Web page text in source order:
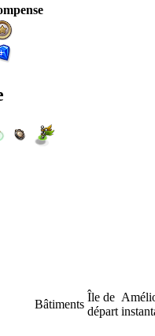
Bâtiments
Île de
départ